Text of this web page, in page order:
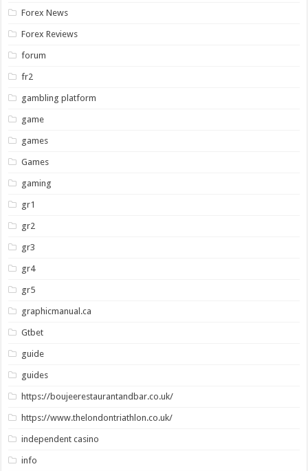
Forex News
Forex Reviews
forum
fr2
gambling platform
game
games
Games
gaming
gr1
gr2
gr3
gr4
gr5
graphicmanual.ca
Gtbet
guide
guides
https://boujeerestaurantandbar.co.uk/
https://www.thelondontriathlon.co.uk/
independent casino
info